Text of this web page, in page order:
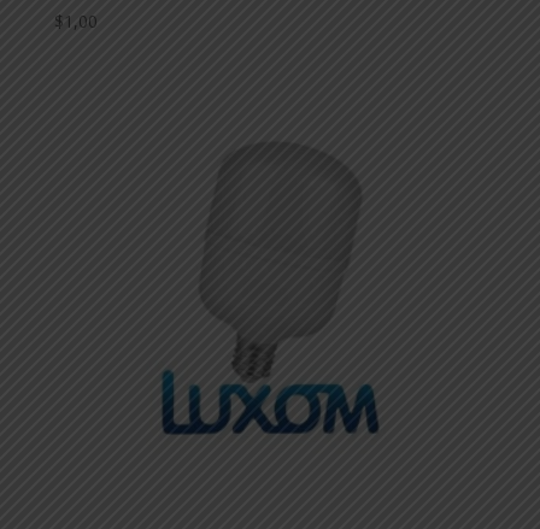
$ 1,00